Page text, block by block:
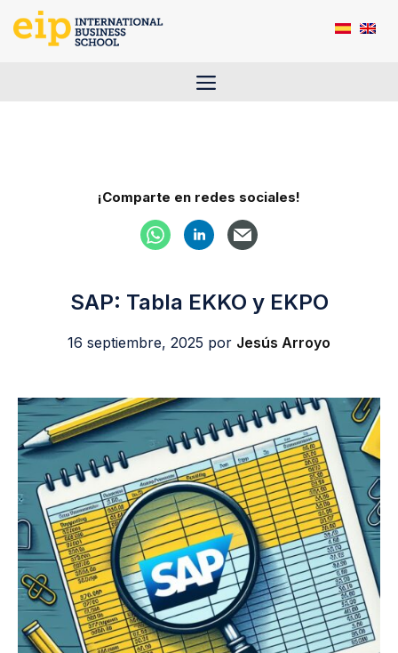
Saltar
Menú
¡Comparte en redes sociales!
SAP: Tabla EKKO y EKPO
16 septiembre, 2025 por Jesús Arroyo